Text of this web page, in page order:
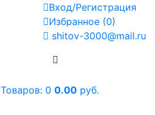
Вход/Регистрация
Избранное (0)
shitov-3000@mail.ru
Товаров: 0 0.00 руб.